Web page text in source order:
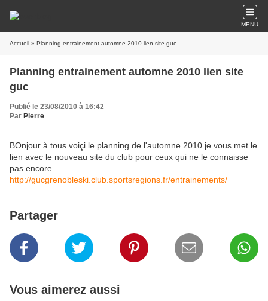
MENU
Accueil » Planning entrainement automne 2010 lien site guc
Planning entrainement automne 2010 lien site
guc
Publié le 23/08/2010 à 16:42
Par Pierre
BOnjour à tous voiçi le planning de l'automne 2010 je vous met le
lien avec le nouveau site du club pour ceux qui ne le connaisse
pas encore
http://gucgrenobleski.club.sportsregions.fr/entrainements/
Partager
Vous aimerez aussi